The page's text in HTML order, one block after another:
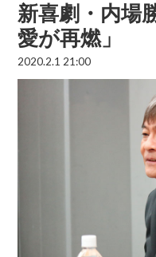
新喜劇・内場
愛が再燃」
2020.2.1 21:00